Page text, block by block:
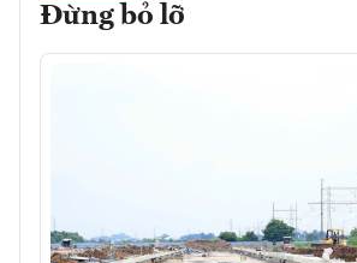
Đừng bỏ lỡ